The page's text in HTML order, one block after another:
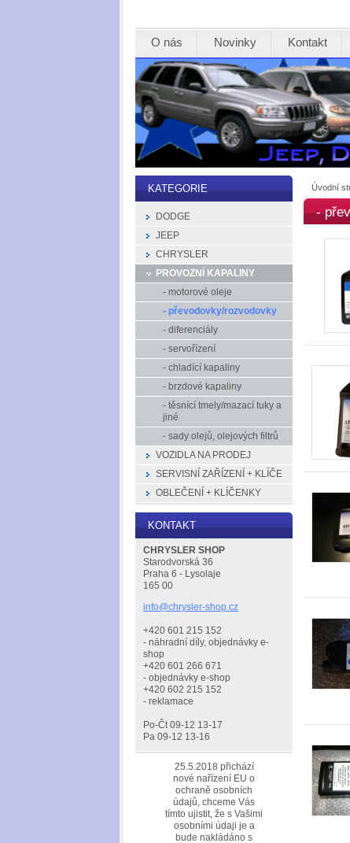
O nás Novinky Kontakt
Úvodní
-
KATEGORIE
DODGE
JEEP
CHRYSLER
PROVOZNÍ KAPALINY
- motorové oleje
- převodovky/rozvodovky
- diferenciály
- servořízení
- chladící kapaliny
- brzdové kapaliny
- těsnící tmely/mazací tuky a
jiné
- sady olejů, olejových filtrů
VOZIDLA NA PRODEJ
SERVISNÍ ZAŘÍZENÍ + KLÍČE
OBLEČENÍ + KLÍČENKY
KONTAKT
CHRYSLER SHOP
Starodvorská 36
Praha 6 - Lysolaje
165 00
info@chrysler-shop.cz
+420 601 215 152
- náhradní díly, objednávky e-
shop
+420 601 266 671
- objednávky e-shop
+420 602 215 152
- reklamace
Po-Čt 09-12 13-17
Pa 09-12 13-16
25.5.2018 přichází
nové nařízení EU o
ochraně osobních
údajů, chceme Vás
tímto ujistit, že s Vašimi
osobními údaji je a
bude nakládáno s